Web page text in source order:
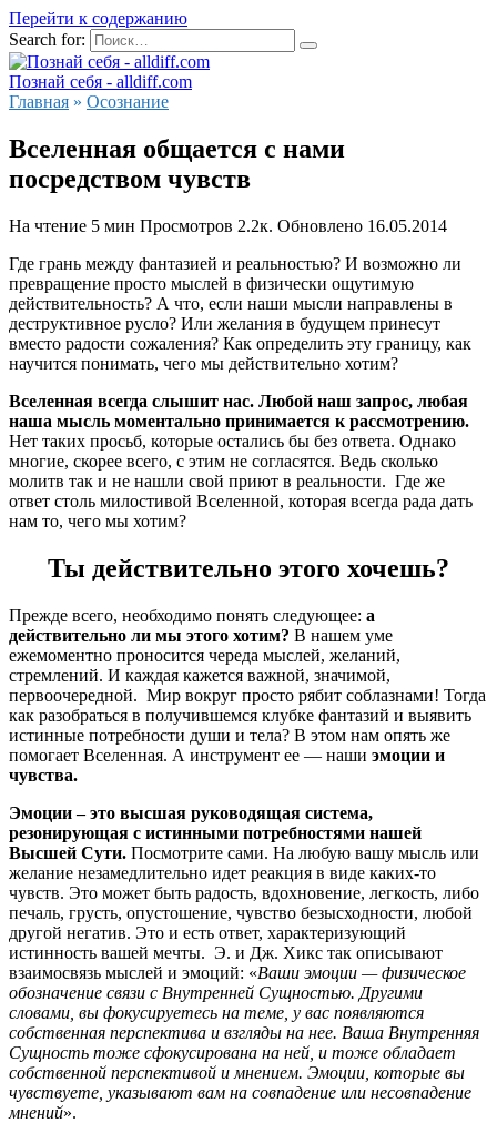
Перейти к содержанию
Search for:
Познай себя - alldiff.com
Главная » Осознание
Вселенная общается с нами
посредством чувств
На чтение 5 мин Просмотров 2.2к. Обновлено 16.05.2014
Где грань между фантазией и реальностью? И возможно ли
превращение просто мыслей в физически ощутимую
действительность? А что, если наши мысли направлены в
деструктивное русло? Или желания в будущем принесут
вместо радости сожаления? Как определить эту границу, как
научится понимать, чего мы действительно хотим?
Вселенная всегда слышит нас. Любой наш запрос, любая
наша мысль моментально принимается к рассмотрению.
Нет таких просьб, которые остались бы без ответа. Однако
многие, скорее всего, с этим не согласятся. Ведь сколько
молитв так и не нашли свой приют в реальности. Где же
ответ столь милостивой Вселенной, которая всегда рада дать
нам то, чего мы хотим?
Ты действительно этого хочешь?
Прежде всего, необходимо понять следующее: а
действительно ли мы этого хотим? В нашем уме
ежемоментно проносится череда мыслей, желаний,
стремлений. И каждая кажется важной, значимой,
первоочередной. Мир вокруг просто рябит соблазнами! Тогда
как разобраться в получившемся клубке фантазий и выявить
истинные потребности души и тела? В этом нам опять же
помогает Вселенная. А инструмент ее — наши эмоции и
чувства.
Эмоции – это высшая руководящая система,
резонирующая с истинными потребностями нашей
Высшей Сути. Посмотрите сами. На любую вашу мысль или
желание незамедлительно идет реакция в виде каких-то
чувств. Это может быть радость, вдохновение, легкость, либо
печаль, грусть, опустошение, чувство безысходности, любой
другой негатив. Это и есть ответ, характеризующий
истинность вашей мечты. Э. и Дж. Хикс так описывают
взаимосвязь мыслей и эмоций: «Ваши эмоции — физическое
обозначение связи с Внутренней Сущностью. Другими
словами, вы фокусируетесь на теме, у вас появляются
собственная перспектива и взгляды на нее. Ваша Внутренняя
Сущность тоже сфокусирована на ней, и тоже обладает
собственной перспективой и мнением. Эмоции, которые вы
чувствуете, указывают вам на совпадение или несовпадение
мнений».